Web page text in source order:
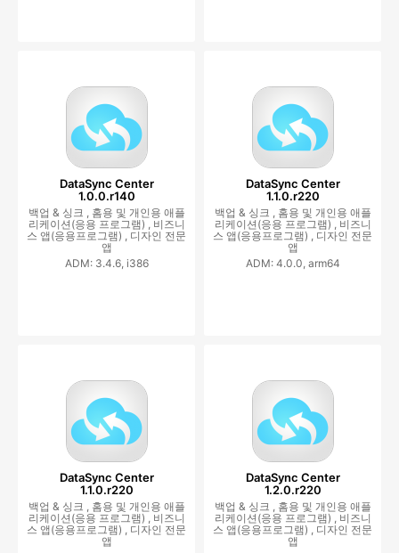
DataSync Center
1.0.0.r140
백업 & 싱크 , 홈용 및 개인용 애플
리케이션(응용 프로그램) , 비즈니
스 앱(응용프로그램) , 디자인 전문
앱
ADM: 3.4.6, i386
DataSync Center
1.1.0.r220
백업 & 싱크 , 홈용 및 개인용 애플
리케이션(응용 프로그램) , 비즈니
스 앱(응용프로그램) , 디자인 전문
앱
ADM: 4.0.0, arm64
DataSync Center
1.1.0.r220
백업 & 싱크 , 홈용 및 개인용 애플
리케이션(응용 프로그램) , 비즈니
스 앱(응용프로그램) , 디자인 전문
앱
DataSync Center
1.2.0.r220
백업 & 싱크 , 홈용 및 개인용 애플
리케이션(응용 프로그램) , 비즈니
스 앱(응용프로그램) , 디자인 전문
앱